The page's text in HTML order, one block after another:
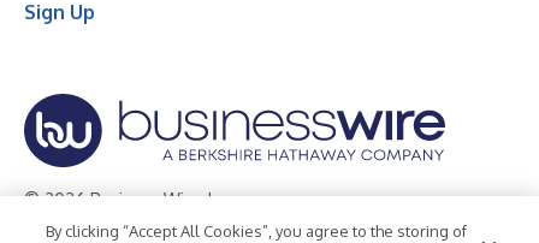
Sign Up
© 2026 Business Wire, Inc.
By clicking “Accept All Cookies”, you agree to the storing of